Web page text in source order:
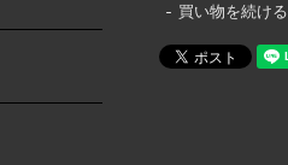
買い物を続ける